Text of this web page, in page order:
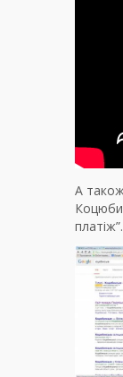
А
платіж”.